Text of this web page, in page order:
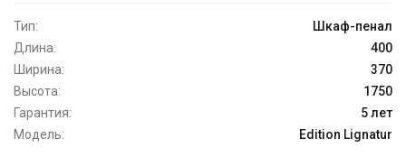
Тип:
Шкаф-пенал
Длина:
400
Ширина:
370
Высота:
1750
Гарантия:
5 лет
Модель:
Edition Lignatur